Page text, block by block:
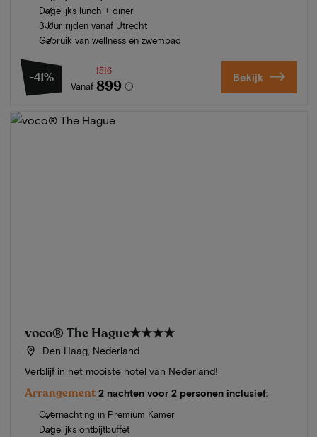
Dagelijks lunch + diner
3 Uur rijden vanaf Utrecht
Gebruik van wellness en zwembad
-41%
Vanaf
1516
899 Bekijk
voco® The Hague★★★★
Den Haag, Nederland
Verblijf in het mooiste hotel van Nederland!
Arrangement 2 nachten voor 2 personen inclusief:
Overnachting in Premium Kamer
Dagelijks ontbijtbuffet